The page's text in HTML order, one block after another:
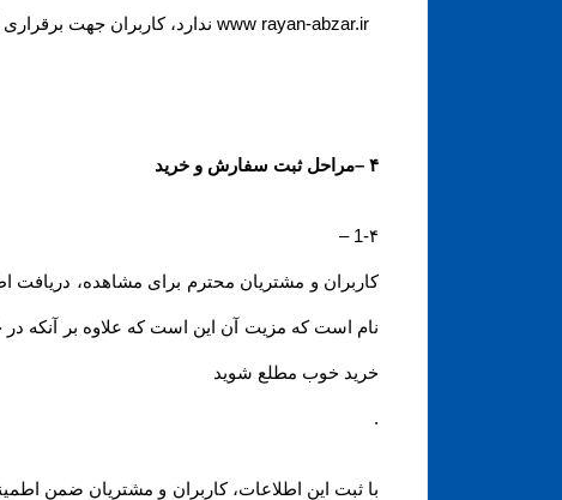
www rayan-abzar.ir ندارد، کاربران جهت
۴ –مراحل ثبت سفارش و خرید
1-۴ –
کاربران و مشتریان محترم برای مشاهده، دریافت
نام است که مزیت آن این است که علاوه بر آنکه در
خرید خوب مطلع شوید
.
با ثبت این اطلاعات، کاربران و مشتریان ضمن